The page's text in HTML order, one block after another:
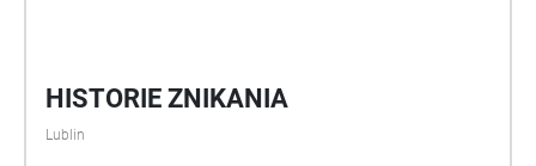
HISTORIE ZNIKANIA
Lublin